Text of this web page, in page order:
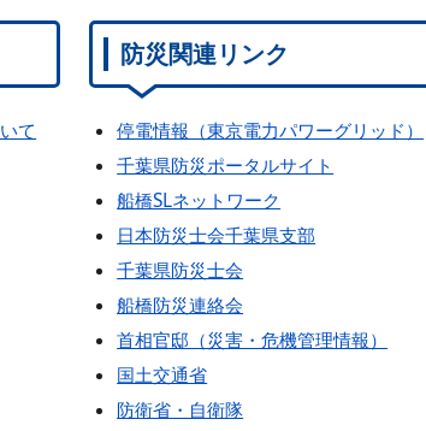
て
防災関連リンク
停電情報（東京電力パワーグリッド）
千葉県防災ポータルサイト
船橋SLネットワーク
日本防災士会千葉県支部
千葉県防災士会
船橋防災連絡会
首相官邸（災害・危機管理情報）
国土交通省
防衛省・自衛隊